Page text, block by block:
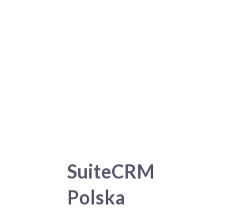
SuiteCRM
Polska